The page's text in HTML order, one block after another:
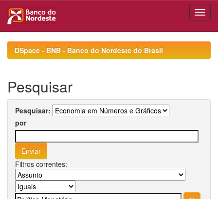
navigationDSpace - BNB - Banco do Nordeste do Brasil
Pesquisar
Pesquisar:
por
Filtros correntes: